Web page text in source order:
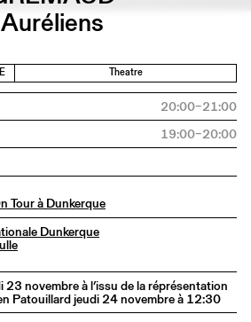
Auréliens
Theatre
20:00–21:00
19:00–20:00
Tour à Dunkerque
Dunkerque
novembre à l’issu de la réprésentation
Patouillard jeudi 24 novembre à 12:30